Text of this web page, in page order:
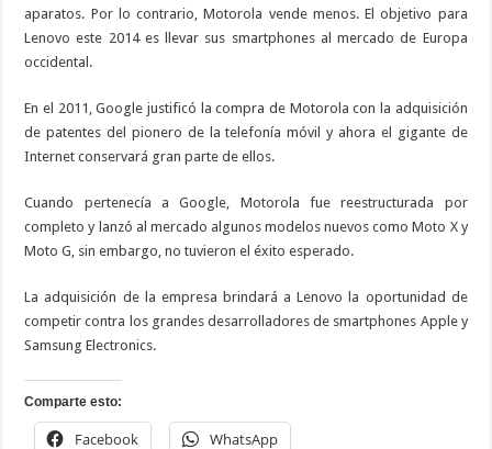
aparatos. Por lo contrario, Motorola vende menos. El objetivo para
Lenovo este 2014 es llevar sus smartphones al mercado de Europa
occidental.
En el 2011, Google justificó la compra de Motorola con la adquisición
de patentes del pionero de la telefonía móvil y ahora el gigante de
Internet conservará gran parte de ellos.
Cuando pertenecía a Google, Motorola fue reestructurada por
completo y lanzó al mercado algunos modelos nuevos como Moto X y
Moto G, sin embargo, no tuvieron el éxito esperado.
La adquisición de la empresa brindará a Lenovo la oportunidad de
competir contra los grandes desarrolladores de smartphones Apple y
Samsung Electronics.
Comparte esto:
Facebook WhatsApp